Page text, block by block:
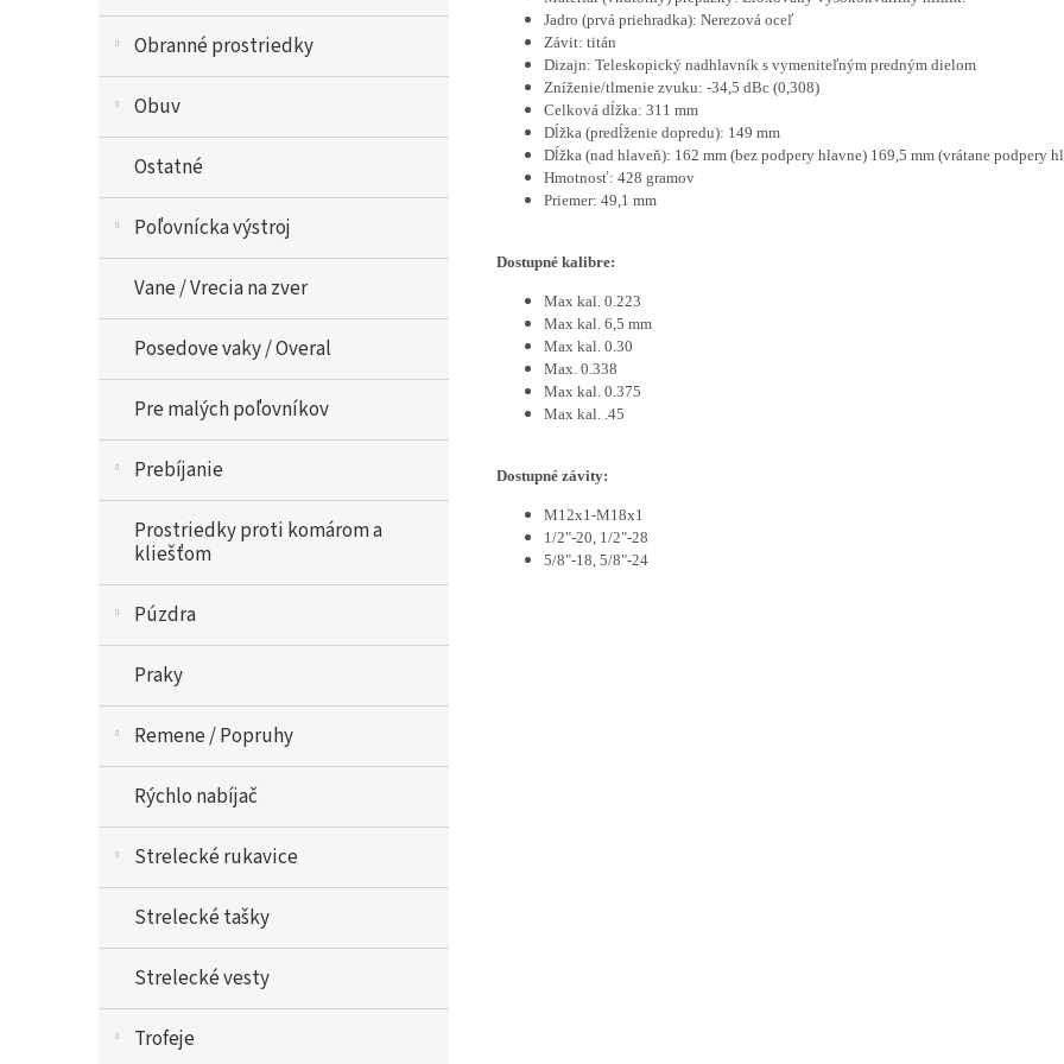
Obranné prostriedky
Obuv
Ostatné
Poľovnícka výstroj
Vane / Vrecia na zver
Posedove vaky / Overal
Pre malých poľovníkov
Prebíjanie
Prostriedky proti komárom a
kliešťom
Púzdra
Praky
Remene / Popruhy
Rýchlo nabíjač
Strelecké rukavice
Strelecké tašky
Strelecké vesty
Trofeje
Jadro (prvá priehradka): Nerezová oceľ
Závit: titán
Dizajn: Teleskopický nadhlavník s vymeniteľným predným dielom
Zníženie/tlmenie zvuku: -34,5 dBc (0,308)
Celková dĺžka: 311 mm
Dĺžka (predĺženie dopredu): 149 mm
Dĺžka (nad hlaveň): 162 mm (bez podpery hlavne) 169,5 mm (vrátane podpery
Hmotnosť: 428 gramov
Priemer: 49,1 mm
Dostupné kalibre:
Max kal. 0.223
Max kal. 6,5 mm
Max kal. 0.30
Max. 0.338
Max kal. 0.375
Max kal. .45
Dostupné závity:
M12x1-M18x1
1/2"-20, 1/2"-28
5/8"-18, 5/8"-24